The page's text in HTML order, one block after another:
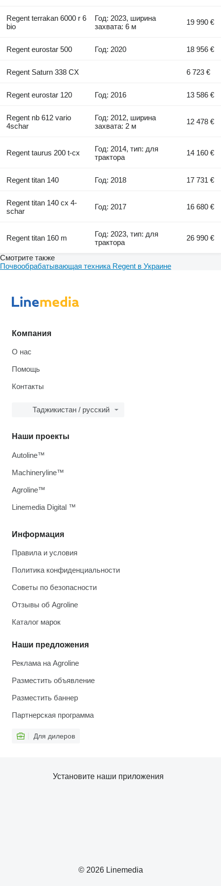
Regent terrakan 6000 r 6
bio
Год: 2023, ширина
захвата: 6 м
19 990 €
Regent eurostar 500 Год: 2020 18 956 €
Regent Saturn 338 CX 6 723 €
Regent eurostar 120 Год: 2016 13 586 €
Regent nb 612 vario
4schar
Год: 2012, ширина
захвата: 2 м
12 478 €
Regent taurus 200 t-cx
Год: 2014, тип: для
трактора
14 160 €
Regent titan 140 Год: 2018 17 731 €
Regent titan 140 cx 4-
schar
Год: 2017 16 680 €
Regent titan 160 m
Год: 2023, тип: для
трактора
26 990 €
Смотрите также
Почвообрабатывающая техника Regent в Украине
Компания
О нас
Помощь
Контакты
Таджикистан / русский
Информация
Правила и условия
Политика конфиденциальности
Советы по безопасности
Отзывы об Agroline
Каталог марок
Наши предложения
Реклама на Agroline
Разместить объявление
Разместить баннер
Партнерская программа
Для дилеров
Наши проекты
Autoline™
Machineryline™
Agroline™
Linemedia Digital ™
© 2026 Linemedia
Установите наши приложения